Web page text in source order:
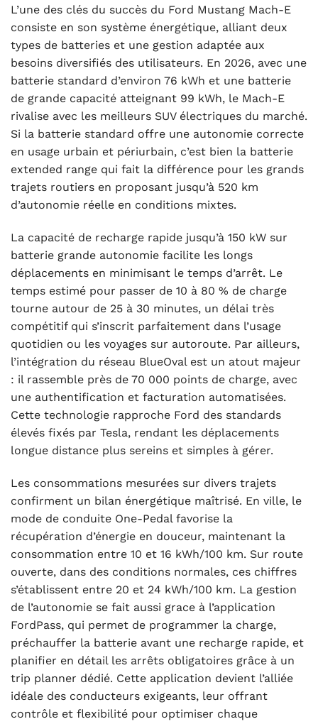
L’une des clés du succès du Ford Mustang Mach-E
consiste en son système énergétique, alliant deux
types de batteries et une gestion adaptée aux
besoins diversifiés des utilisateurs. En 2026, avec une
batterie standard d’environ 76 kWh et une batterie
de grande capacité atteignant 99 kWh, le Mach-E
rivalise avec les meilleurs SUV électriques du marché.
Si la batterie standard offre une autonomie correcte
en usage urbain et périurbain, c’est bien la batterie
extended range qui fait la différence pour les grands
trajets routiers en proposant jusqu’à 520 km
d’autonomie réelle en conditions mixtes.
La capacité de recharge rapide jusqu’à 150 kW sur
batterie grande autonomie facilite les longs
déplacements en minimisant le temps d’arrêt. Le
temps estimé pour passer de 10 à 80 % de charge
tourne autour de 25 à 30 minutes, un délai très
compétitif qui s’inscrit parfaitement dans l’usage
quotidien ou les voyages sur autoroute. Par ailleurs,
l’intégration du réseau BlueOval est un atout majeur
: il rassemble près de 70 000 points de charge, avec
une authentification et facturation automatisées.
Cette technologie rapproche Ford des standards
élevés fixés par Tesla, rendant les déplacements
longue distance plus sereins et simples à gérer.
Les consommations mesurées sur divers trajets
confirment un bilan énergétique maîtrisé. En ville, le
mode de conduite One-Pedal favorise la
récupération d’énergie en douceur, maintenant la
consommation entre 10 et 16 kWh/100 km. Sur route
ouverte, dans des conditions normales, ces chiffres
s’établissent entre 20 et 24 kWh/100 km. La gestion
de l’autonomie se fait aussi grace à l’application
FordPass, qui permet de programmer la charge,
préchauffer la batterie avant une recharge rapide, et
planifier en détail les arrêts obligatoires grâce à un
trip planner dédié. Cette application devient l’alliée
idéale des conducteurs exigeants, leur offrant
contrôle et flexibilité pour optimiser chaque